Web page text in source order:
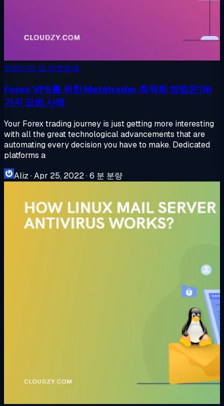
트레이딩 및 암호화폐
Forex VPS를 위한 Metatrader 최적화 방법은?|6
가지 모범 사례
Your Forex trading journey is just getting more interesting
with all the great technological advancements that are
automating every decision you have to make. Dedicated
platforms a
Aliz ·Apr 25, 2022·6 분 분량